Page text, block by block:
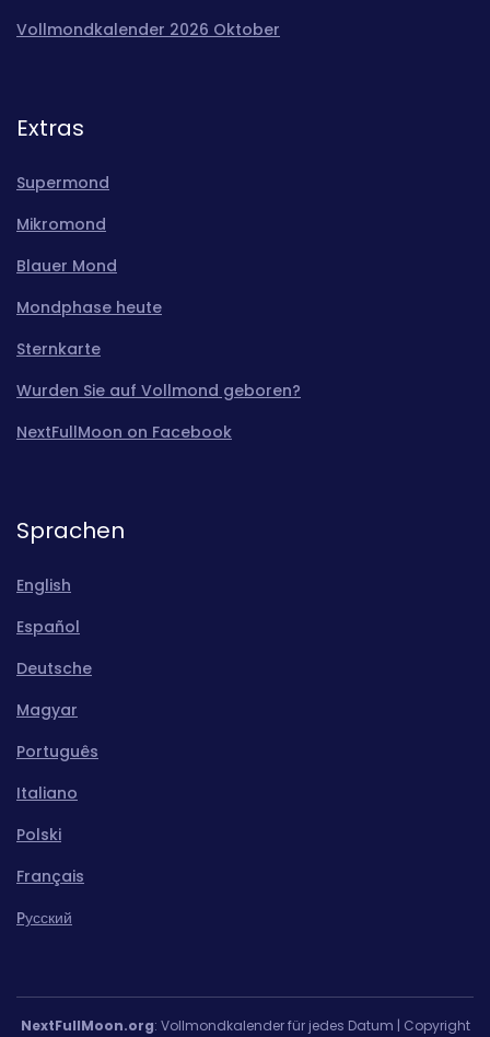
Vollmondkalender 2026 Oktober
Extras
Supermond
Mikromond
Blauer Mond
Mondphase heute
Sternkarte
Wurden Sie auf Vollmond geboren?
NextFullMoon on Facebook
Sprachen
English
Español
Deutsche
Magyar
Português
Italiano
Polski
Français
Pусский
NextFullMoon.org: Vollmondkalender für jedes Datum | Copyright